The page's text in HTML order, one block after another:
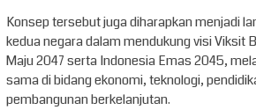
Konsep tersebut juga diharapkan menjadi
kedua negara dalam mendukung visi Viksit
Maju 2047 serta Indonesia Emas 2045,
sama di bidang ekonomi, teknologi,
pembangunan berkelanjutan.